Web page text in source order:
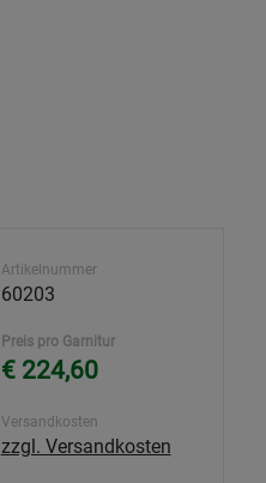
Artikelnummer
60203
Preis pro Garnitur
€ 224,60
Versandkosten
zzgl. Versandkosten